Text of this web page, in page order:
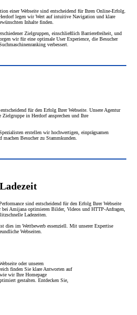
einer Webseite sind entscheidend für Ihren Online-Erfolg.
legen wir Wert auf intuitive Navigation und klare
Inhalte finden.
Zielgruppen, einschließlich Barrierefreiheit, und
wir für eine optimale User Experience, die Besucher
verbessert.
für den Erfolg Ihrer Webseite. Unsere Agentur
in Herdorf ansprechen und Ihre
erstellen wir hochwertigen, einprägsamen
Besucher zu Stammkunden.
sind entscheidend für den Erfolg Ihrer Webseite
Amijana optimieren Bilder, Videos und HTTP-Anfragen,
Ladezeiten.
dies im Wettbewerb essenziell. Mit unserer Expertise
Webseiten.
oder unseren
finden Sie klare Antworten auf
wir Ihre Homepage
gestalten. Entdecken Sie,